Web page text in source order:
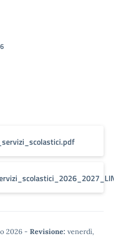
2026 - Revisione: venerdì,